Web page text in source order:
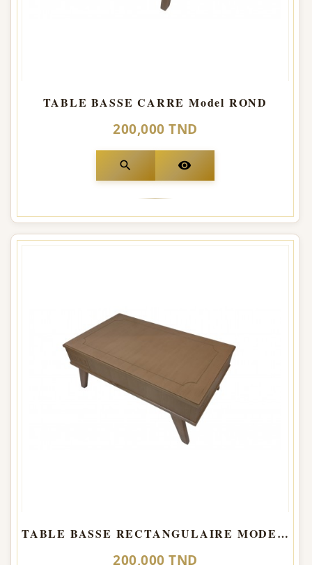
TABLE BASSE CARRE Model ROND
200,000 TND
search visibility
TABLE BASSE RECTANGULAIRE MODEL ROND
200,000 TND